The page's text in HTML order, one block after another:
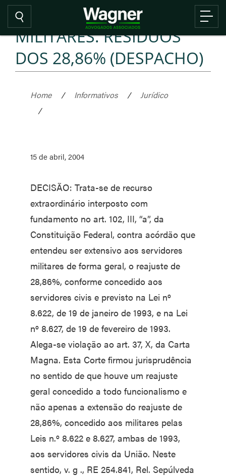
MILITARES. RESÍDUOS
DOS 28,86% (DESPACHO)
Home / Informativos /
Jurídico
/
15 de abril, 2004
DECISÃO: Trata-se de recurso
extraordinário interposto com
fundamento no art. 102, III, “a”, da
Constituição Federal, contra acórdão que
entendeu ser extensivo aos servidores
militares de forma geral, o reajuste de
28,86%, conforme concedido aos
servidores civis e previsto na Lei nº
8.622, de 19 de janeiro de 1993, e na Lei
nº 8.627, de 19 de fevereiro de 1993.
Alega-se violação ao art. 37, X, da Carta
Magna. Esta Corte firmou jurisprudência
no sentido de que houve um reajuste
geral concedido a todo funcionalismo e
não apenas a extensão do reajuste de
28,86%, concedido aos militares pelas
Leis n.º 8.622 e 8.627, ambas de 1993,
aos servidores civis da União. Neste
sentido, v. g ., RE 254.841, Rel. Sepúlveda